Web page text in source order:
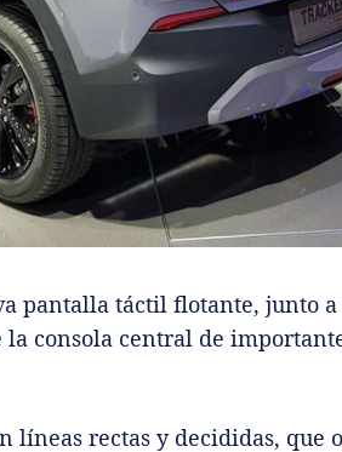
pantalla táctil flotante, junto
consola central de
líneas rectas y decididas, que